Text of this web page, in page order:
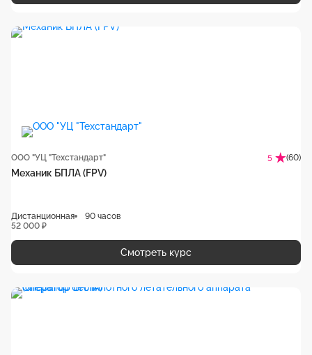
ООО "УЦ "Техстандарт" 5 (60)
Механик БПЛА (FPV)
Дистанционная
90 часов
52 000 ₽
Смотреть курс